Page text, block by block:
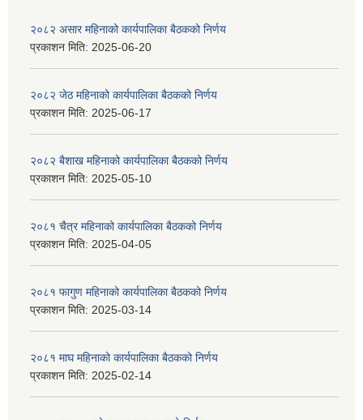
२०८२ असार महिनाको कार्यपालिका बैठकको निर्णय
प्रकाशन मिति: 2025-06-20
२०८२ जेठ महिनाको कार्यपालिका बैठकको निर्णय
प्रकाशन मिति: 2025-06-17
२०८२ बैशाख महिनाको कार्यपालिका बैठकको निर्णय
प्रकाशन मिति: 2025-05-10
२०८१ चैत्र महिनाको कार्यपालिका बैठकको निर्णय
प्रकाशन मिति: 2025-04-05
२०८१ फागुण महिनाको कार्यपालिका बैठकको निर्णय
प्रकाशन मिति: 2025-03-14
२०८१ माघ महिनाको कार्यपालिका बैठकको निर्णय
प्रकाशन मिति: 2025-02-14